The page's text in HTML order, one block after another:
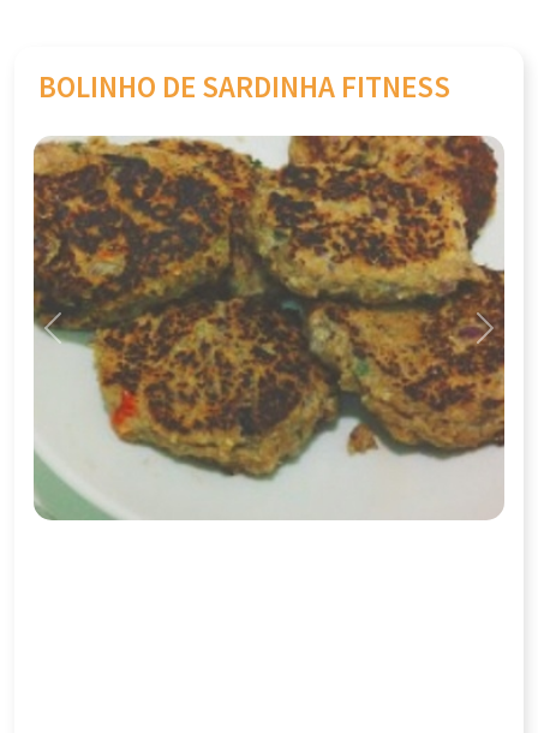
BOLINHO DE SARDINHA FITNESS
Previous Next